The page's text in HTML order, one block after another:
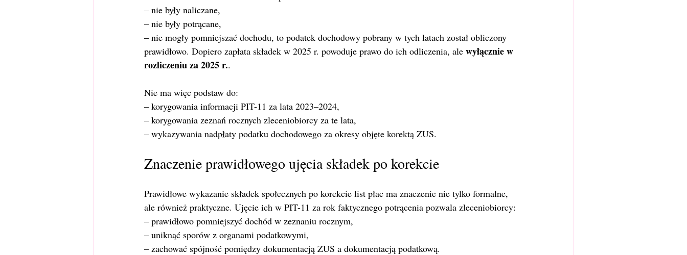
– nie były naliczane,
– nie były potrącane,
– nie mogły pomniejszać dochodu, to podatek dochodowy pobrany w tych latach został obliczony
prawidłowo. Dopiero zapłata składek w 2025 r. powoduje prawo do ich odliczenia, ale wyłącznie w
rozliczeniu za 2025 r..
Nie ma więc podstaw do:
– korygowania informacji PIT-11 za lata 2023–2024,
– korygowania zeznań rocznych zleceniobiorcy za te lata,
– wykazywania nadpłaty podatku dochodowego za okresy objęte korektą ZUS.
Znaczenie prawidłowego ujęcia składek po korekcie
Prawidłowe wykazanie składek społecznych po korekcie list płac ma znaczenie nie tylko formalne,
ale również praktyczne. Ujęcie ich w PIT-11 za rok faktycznego potrącenia pozwala zleceniobiorcy:
– prawidłowo pomniejszyć dochód w zeznaniu rocznym,
– uniknąć sporów z organami podatkowymi,
– zachować spójność pomiędzy dokumentacją ZUS a dokumentacją podatkową.